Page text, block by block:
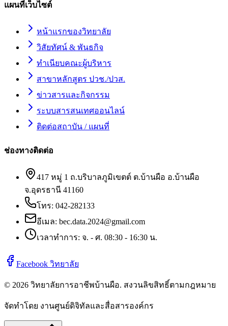
แผนที่เว็บไซต์
หน้าแรกของวิทยาลัย
วิสัยทัศน์ & พันธกิจ
ทำเนียบคณะผู้บริหาร
สาขาหลักสูตร ปวช./ปวส.
ข่าวสารและกิจกรรม
ระบบสารสนเทศออนไลน์
ติดต่อสถาบัน / แผนที่
ช่องทางติดต่อ
417 หมู่ 1 ถ.บริบาลภูมิเขตต์ ต.บ้านผือ อ.บ้านผือ
จ.อุดรธานี 41160
โทร: 042-282133
อีเมล: bec.data.2024@gmail.com
เวลาทำการ: จ. - ศ. 08:30 - 16:30 น.
Facebook วิทยาลัย
© 2026 วิทยาลัยการอาชีพบ้านผือ. สงวนลิขสิทธิ์ตามกฎหมาย
จัดทำโดย งานศูนย์ดิจิทัลและสื่อสารองค์กร